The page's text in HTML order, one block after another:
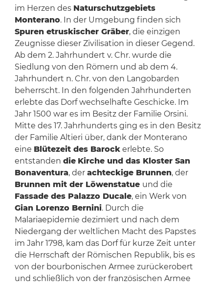
im Herzen des Naturschutzgebiets
Monterano. In der Umgebung finden sich
Spuren etruskischer Gräber, die einzigen
Zeugnisse dieser Zivilisation in dieser Gegend.
Ab dem 2. Jahrhundert v. Chr. wurde die
Siedlung von den Römern und ab dem 4.
Jahrhundert n. Chr. von den Langobarden
beherrscht. In den folgenden Jahrhunderten
erlebte das Dorf wechselhafte Geschicke. Im
Jahr 1500 war es im Besitz der Familie Orsini.
Mitte des 17. Jahrhunderts ging es in den Besitz
der Familie Altieri über, dank der Monterano
eine Blütezeit des Barockerlebte. So
entstanden die Kirche und das Kloster San
Bonaventura, der achteckige Brunnen, der
Brunnen mit der Löwenstatue und die
Fassade des Palazzo Ducale, ein Werk von
Gian Lorenzo Bernini. Durch die
Malariaepidemie dezimiert und nach dem
Niedergang der weltlichen Macht des Papstes
im Jahr 1798, kam das Dorf für kurze Zeit unter
die Herrschaft der Römischen Republik, bis es
von der bourbonischen Armee zurückerobert
und schließlich von der französischen Armee